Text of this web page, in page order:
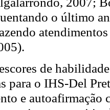
o último
de
para o IHS-Del
e